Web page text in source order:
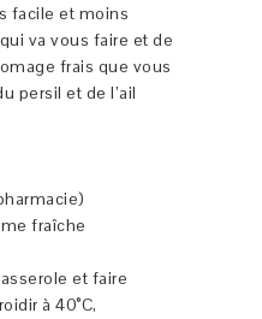
facile et moins
va vous faire et de
frais que vous
persil et de l’ail
fraîche
et faire
à 40°C,